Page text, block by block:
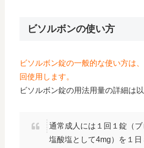
ビソルボンの使い方
ビソルボン錠の一般的な使い方は
回使用します。
ビソルボン錠の用法用量の詳細は
通常成人には１回１錠（
塩酸塩として4mg）を１